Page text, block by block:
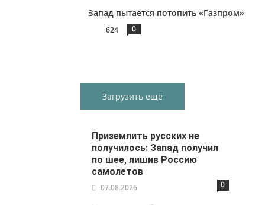
Запад пытается потопить «Газпром»
624 0
Загрузить ещё
Приземлить русских не
получилось: Запад получил
по шее, лишив Россию
самолетов
07.08.2026 0